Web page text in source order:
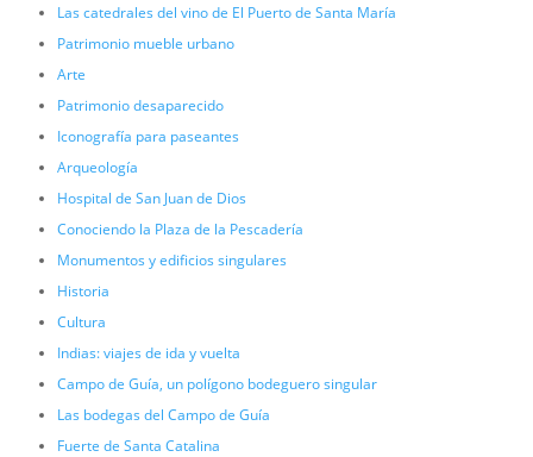
Las catedrales del vino de El Puerto de Santa María
Patrimonio mueble urbano
Arte
Patrimonio desaparecido
Iconografía para paseantes
Arqueología
Hospital de San Juan de Dios
Conociendo la Plaza de la Pescadería
Monumentos y edificios singulares
Historia
Cultura
Indias: viajes de ida y vuelta
Campo de Guía, un polígono bodeguero singular
Las bodegas del Campo de Guía
Fuerte de Santa Catalina